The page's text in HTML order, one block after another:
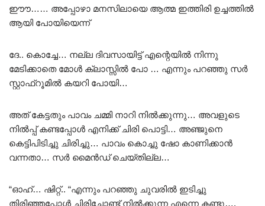
ഈൗ…… അപ്പോഴാ മനസിലായെ ആത്മ ഇത്തിരി ഉച്ചത്തിൽ
ആയി പോയിയെന്ന്
ദേ.. കൊച്ചേ… നല്ല ദിവസായിട്ട് എന്റെയിൽ നിന്നു
മേടിക്കാതെ മോൾ ക്ലാസ്സിൽ പോ … എന്നും പറഞ്ഞു സർ
സ്റ്റാഫ്റൂമിൽ കയറി പോയി…
അത് കേട്ടതും പാവം ചമ്മി നാറി നിൽക്കുന്നു… അവളുടെ
നിൽപ്പ് കണ്ടപ്പോൾ എനിക്ക് ചിരി പൊട്ടി… അഞ്ജുനെ
കെട്ടിപിടിച്ചു ചിരിച്ചു… പാവം കൊച്ചു ഷോ കാണിക്കാൻ
വന്നതാ… സർ മൈൻഡ് ചെയ്തില്ല…
“ഓഹ്… ഷിറ്റ്.. “എന്നും പറഞ്ഞു ചുവരിൽ ഇടിച്ചു
തിരിഞ്ഞപ്പോൾ ചിരിച്ചോണ്ട് നിൽക്കുന്ന എന്നെ കണ്ടു….